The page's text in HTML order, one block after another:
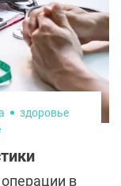
здоровье
в